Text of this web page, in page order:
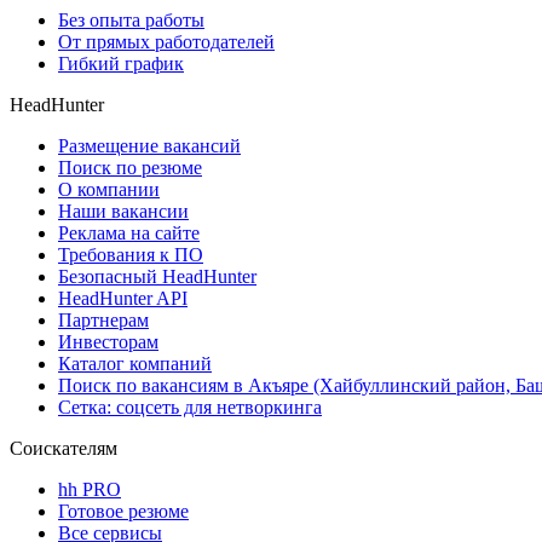
Без опыта работы
От прямых работодателей
Гибкий график
HeadHunter
Размещение вакансий
Поиск по резюме
О компании
Наши вакансии
Реклама на сайте
Требования к ПО
Безопасный HeadHunter
HeadHunter API
Партнерам
Инвесторам
Каталог компаний
Поиск по вакансиям в Акъяре (Хайбуллинский район,
Сетка: соцсеть для нетворкинга
Соискателям
hh PRO
Готовое резюме
Все сервисы